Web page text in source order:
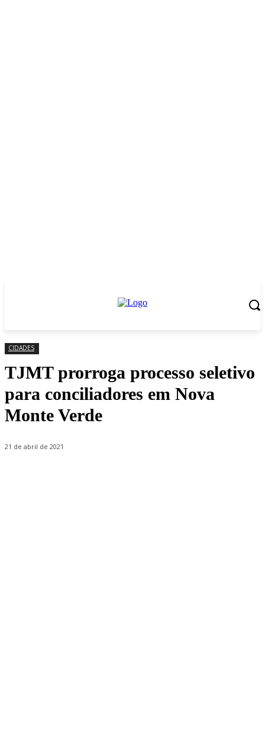
CIDADES
TJMT prorroga processo seletivo
para conciliadores em Nova
Monte Verde
21 de abril de 2021